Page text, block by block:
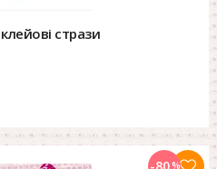
стрази
-80%